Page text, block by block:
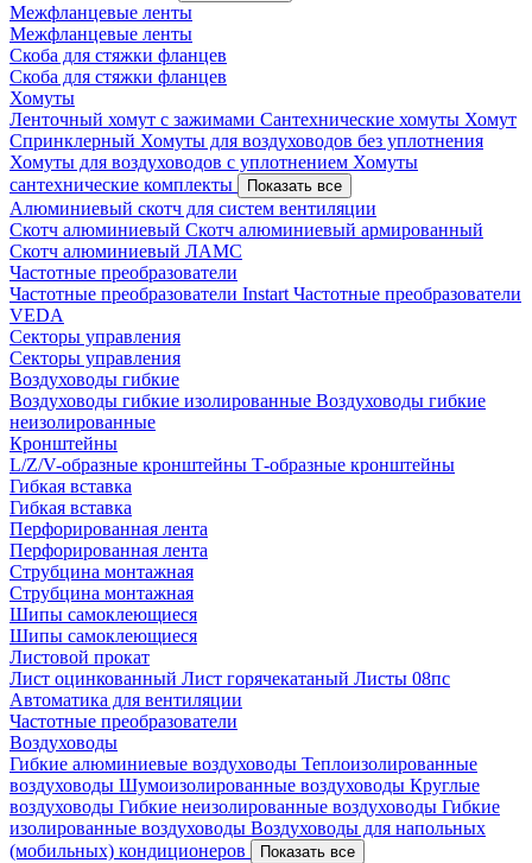
Межфланцевые ленты
Межфланцевые ленты
Скоба для стяжки фланцев
Скоба для стяжки фланцев
Хомуты
Ленточный хомут с зажимами Сантехнические хомуты Хомут
Спринклерный Хомуты для воздуховодов без уплотнения
Хомуты для воздуховодов с уплотнением Хомуты
сантехнические комплекты
Показать все
Алюминиевый скотч для систем вентиляции
Скотч алюминиевый Скотч алюминиевый армированный
Скотч алюминиевый ЛАМС
Частотные преобразователи
Частотные преобразователи Instart Частотные преобразователи
VEDA
Секторы управления
Секторы управления
Воздуховоды гибкие
Воздуховоды гибкие изолированные Воздуховоды гибкие
неизолированные
Кронштейны
L/Z/V-образные кронштейны Т-образные кронштейны
Гибкая вставка
Гибкая вставка
Перфорированная лента
Перфорированная лента
Струбцина монтажная
Струбцина монтажная
Шипы самоклеющиеся
Шипы самоклеющиеся
Листовой прокат
Лист оцинкованный Лист горячекатаный Листы 08пс
Автоматика для вентиляции
Частотные преобразователи
Воздуховоды
Гибкие алюминиевые воздуховоды Теплоизолированные
воздуховоды Шумоизолированные воздуховоды Круглые
воздуховоды Гибкие неизолированные воздуховоды Гибкие
изолированные воздуховоды Воздуховоды для напольных
(мобильных) кондиционеров
Показать все